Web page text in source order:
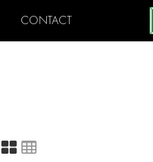
CONTACT